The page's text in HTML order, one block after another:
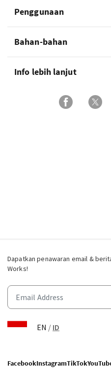
Penggunaan
Bahan-bahan
Info lebih lanjut
Dapatkan penawaran email &
Works!
EN / ID
FacebookInstagramTikTok